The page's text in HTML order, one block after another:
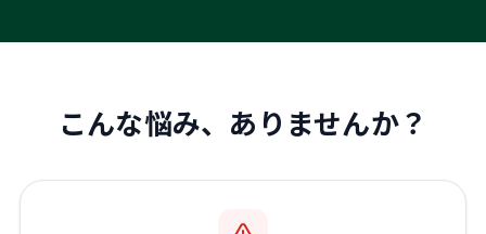
こんな悩み、ありませんか？